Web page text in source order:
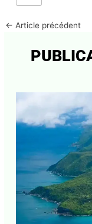
← Article précédent